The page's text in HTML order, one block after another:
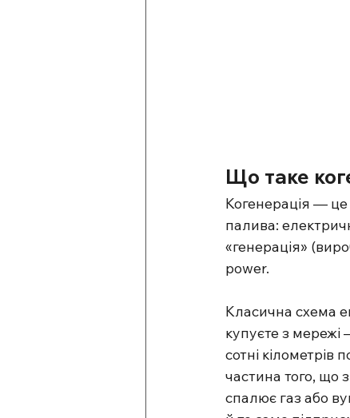
Що таке
Когенерація — це
палива:
«генерація»
power.
Класична схема
купуєте з
сотні
частина того, що
спалює газ або